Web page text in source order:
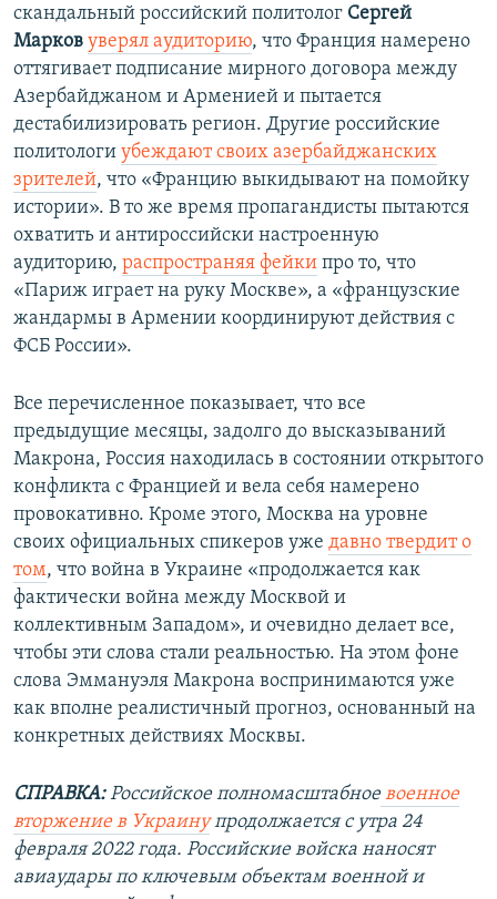
скандальный российский политолог Сергей
Марков уверял аудиторию, что Франция намерено
оттягивает подписание мирного договора между
Азербайджаном и Арменией и пытается
дестабилизировать регион. Другие российские
политологи убеждают своих азербайджанских
зрителей, что «Францию выкидывают на помойку
истории». В то же время пропагандисты пытаются
охватить и антироссийски настроенную
аудиторию, распространяя фейки про то, что
«Париж играет на руку Москве», а «французские
жандармы в Армении координируют действия с
ФСБ России».
Все перечисленное показывает, что все
предыдущие месяцы, задолго до высказываний
Макрона, Россия находилась в состоянии открытого
конфликта с Францией и вела себя намерено
провокативно. Кроме этого, Москва на уровне
своих официальных спикеров уже давно твердит о
том, что война в Украине «продолжается как
фактически война между Москвой и
коллективным Западом», и очевидно делает все,
чтобы эти слова стали реальностью. На этом фоне
слова Эммануэля Макрона воспринимаются уже
как вполне реалистичный прогноз, основанный на
конкретных действиях Москвы.
СПРАВКА:Российское полномасштабноевоенное
вторжение в Украинупродолжается с утра 24
февраля 2022 года. Российские войска наносят
авиаудары по ключевым объектам военной и